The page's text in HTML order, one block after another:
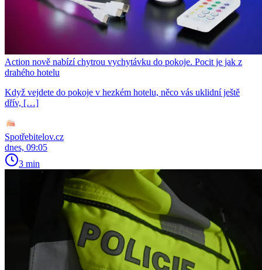
Action nově nabízí chytrou vychytávku do pokoje. Pocit je jak z
drahého hotelu
Když vejdete do pokoje v hezkém hotelu, něco vás uklidní ještě
dřív, […]
Spotřebitelov.cz
dnes, 09:05
3 min